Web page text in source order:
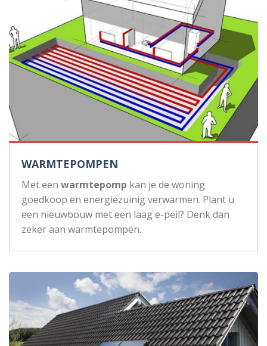
WARMTEPOMPEN
Met een warmtepomp kan je de woning
goedkoop en energiezuinig verwarmen. Plant u
een nieuwbouw met een laag e-peil? Denk dan
zeker aan warmtepompen.